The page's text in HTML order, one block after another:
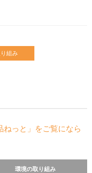
組み
ねっと」をご覧になら
環境の取り組み